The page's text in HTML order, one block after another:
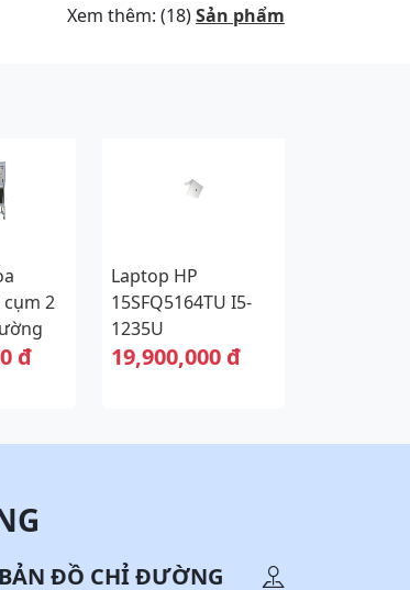
Xem thêm: (18)Sản phẩm
2
đ
Laptop HP
15SFQ5164TU I5-
1235U
19,900,000 đ
BẢN ĐỒ CHỈ ĐƯỜNG